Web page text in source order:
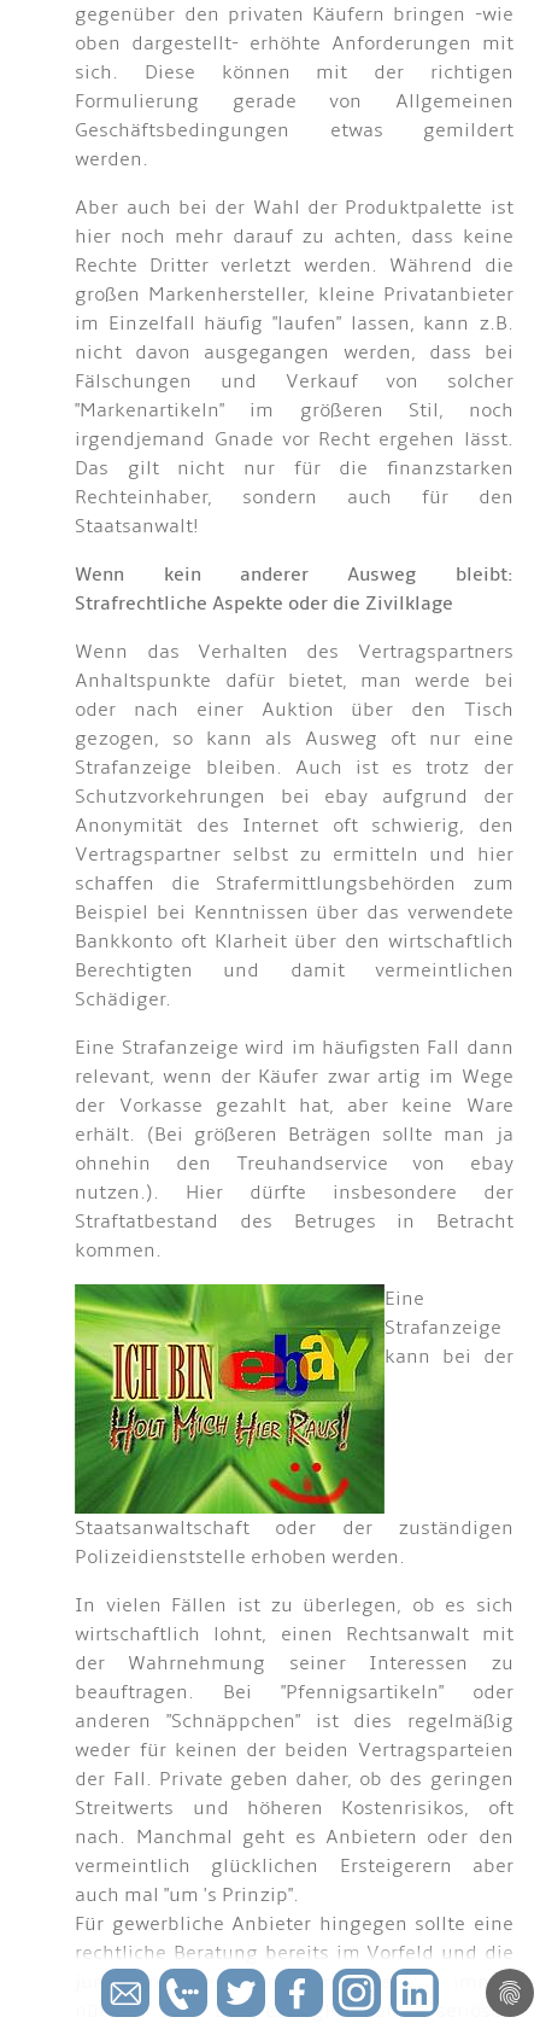
gegenüber den privaten Käufern bringen -wie
oben dargestellt- erhöhte Anforderungen mit
sich. Diese können mit der richtigen
Formulierung gerade von Allgemeinen
Geschäftsbedingungen etwas gemildert
werden.
Aber auch bei der Wahl der Produktpalette ist
hier noch mehr darauf zu achten, dass keine
Rechte Dritter verletzt werden. Während die
großen Markenhersteller, kleine Privatanbieter
im Einzelfall häufig "laufen" lassen, kann z.B.
nicht davon ausgegangen werden, dass bei
Fälschungen und Verkauf von solcher
"Markenartikeln" im größeren Stil, noch
irgendjemand Gnade vor Recht ergehen lässt.
Das gilt nicht nur für die finanzstarken
Rechteinhaber, sondern auch für den
Staatsanwalt!
Wenn kein anderer Ausweg bleibt:
Strafrechtliche Aspekte oder die Zivilklage
Wenn das Verhalten des Vertragspartners
Anhaltspunkte dafür bietet, man werde bei
oder nach einer Auktion über den Tisch
gezogen, so kann als Ausweg oft nur eine
Strafanzeige bleiben. Auch ist es trotz der
Schutzvorkehrungen bei ebay aufgrund der
Anonymität des Internet oft schwierig, den
Vertragspartner selbst zu ermitteln und hier
schaffen die Strafermittlungsbehörden zum
Beispiel bei Kenntnissen über das verwendete
Bankkonto oft Klarheit über den wirtschaftlich
Berechtigten und damit vermeintlichen
Schädiger.
Eine Strafanzeige wird im häufigsten Fall dann
relevant, wenn der Käufer zwar artig im Wege
der Vorkasse gezahlt hat, aber keine Ware
erhält. (Bei größeren Beträgen sollte man ja
ohnehin den Treuhandservice von ebay
nutzen.). Hier dürfte insbesondere der
Straftatbestand des Betruges in Betracht
kommen.
Eine
Strafanzeige
kann bei der
Staatsanwaltschaft oder der zuständigen
Polizeidienststelle erhoben werden.
In vielen Fällen ist zu überlegen, ob es sich
wirtschaftlich lohnt, einen Rechtsanwalt mit
der Wahrnehmung seiner Interessen zu
beauftragen. Bei "Pfennigsartikeln" oder
anderen "Schnäppchen" ist dies regelmäßig
weder für keinen der beiden Vertragsparteien
der Fall. Private geben daher, ob des geringen
Streitwerts und höheren Kostenrisikos, oft
nach. Manchmal geht es Anbietern oder den
vermeintlich glücklichen Ersteigerern aber
auch mal "um 's Prinzip".
Für gewerbliche Anbieter hingegen sollte eine
rechtliche Beratung bereits im Vorfeld und die
juristische Vertretung im Streitfall immer
nützlich sein. Dies ermöglicht einen seriösen